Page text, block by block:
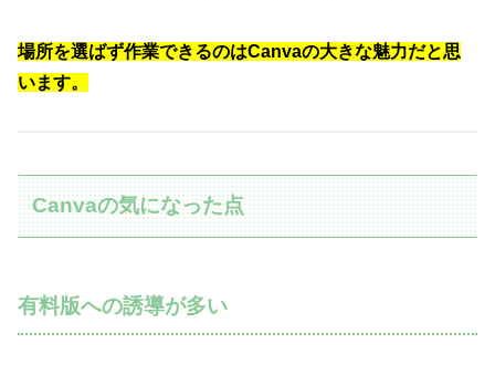
場所を選ばず作業できるのはCanvaの大きな魅力だと思
います。
Canvaの気になった点
有料版への誘導が多い